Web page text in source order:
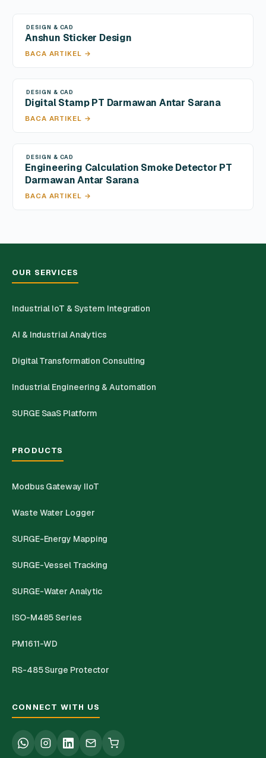
DESIGN & CAD
12 Apr 2026
Anshun Sticker Design
BACA ARTIKEL →
DESIGN & CAD
12 Apr 2026
Digital Stamp PT Darmawan Antar Sarana
BACA ARTIKEL →
DESIGN & CAD
12 Apr 2026
Engineering Calculation Smoke Detector PT
Darmawan Antar Sarana
BACA ARTIKEL →
OUR SERVICES
Industrial IoT & System Integration
AI & Industrial Analytics
Digital Transformation Consulting
Industrial Engineering & Automation
SURGE SaaS Platform
PRODUCTS
Modbus Gateway IIoT
Waste Water Logger
SURGE-Energy Mapping
SURGE-Vessel Tracking
SURGE-Water Analytic
ISO-M485 Series
PM1611-WD
RS-485 Surge Protector
CONNECT WITH US